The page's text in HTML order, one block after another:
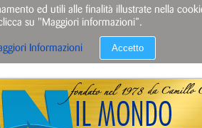
ed utili alle finalità illustrate nella
su "Maggiori informazioni”.
Informazioni Accetto